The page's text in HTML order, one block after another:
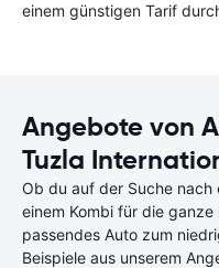
einem günstigen Tarif
Angebote von
Tuzla
Ob du auf der Suche
einem Kombi für die ganze
passendes Auto zum
Beispiele aus unserem